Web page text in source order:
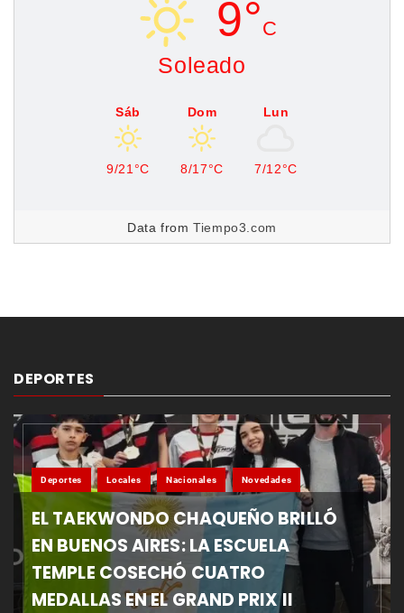
9°C
Soleado
Sáb
9/21°C
Dom
8/17°C
Lun
7/12°C
Data fromTiempo3.com
DEPORTES
Deportes Locales Nacionales Novedades
EL TAEKWONDO CHAQUEÑO BRILLÓ
EN BUENOS AIRES: LA ESCUELA
TEMPLE COSECHÓ CUATRO
MEDALLAS EN EL GRAND PRIX II